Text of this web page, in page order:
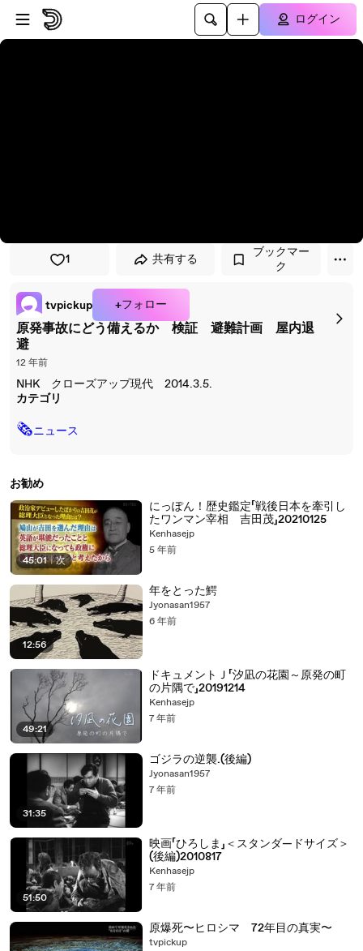
プレイヤーにスキップ
メインコンテンツにスキップ
ログイン
1 共有する
ブックマー
ク
tvpickup +フォロー
原発事故にどう備えるか 検証 避難計画 屋内退
避
12 年前
NHK クローズアップ現代 2014.3.5.
カテゴリ
🗞ニュース
お勧め
45:01 | 次
にっぽん！歴史鑑定「戦後日本を牽引し
たワンマン宰相 吉田茂」20210125
Kenhasejp
5 年前
12:56
年をとった鰐
Jyonasan1957
6 年前
49:21
ドキュメントＪ「汐凪の花園～原発の町
の片隅で」20191214
Kenhasejp
7 年前
31:35
ゴジラの逆襲.(後編)
Jyonasan1957
7 年前
51:50
映画「ひろしま」＜スタンダ―ドサイズ＞
(後編)2010817
Kenhasejp
7 年前
原爆死〜ヒロシマ 72年目の真実〜
tvpickup